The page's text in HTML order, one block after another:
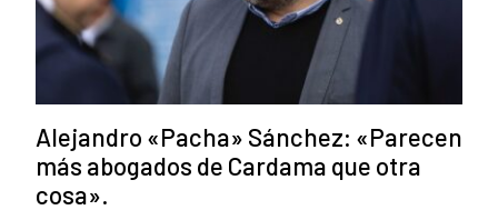
Alejandro «Pacha» Sánchez: «Parecen
más abogados de Cardama que otra
cosa».